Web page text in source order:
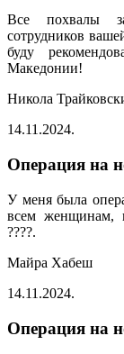
Все похвалы
сотрудников
буду
Македонии!
Никола
14.11.2024.
Операция на
У меня была
всем женщинам,
????.
Майра Хабеш
14.11.2024.
Операция на